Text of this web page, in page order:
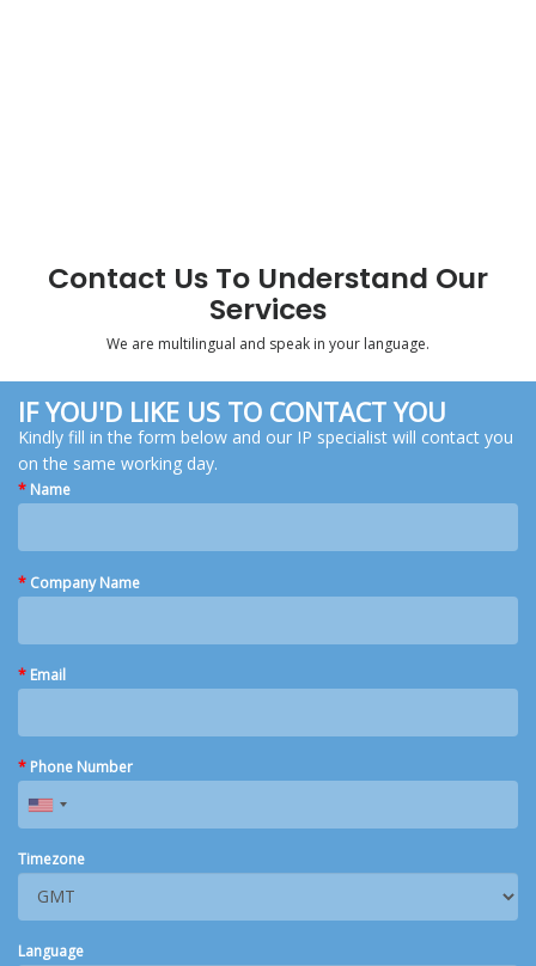
Contact Us To Understand Our
Services
We are multilingual and speak in your language.
IF YOU'D LIKE US TO CONTACT YOU
Kindly fill in the form below and our IP specialist will contact you
on the same working day.
* Name
* Company Name
* Email
* Phone Number
Timezone
Language